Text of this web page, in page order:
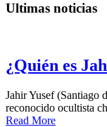
Ultimas noticias
¿Quién es
Jahir Yusef (Santiago
reconocido ocultista
Read More